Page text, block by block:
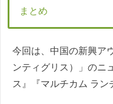
まとめ
今回は、中国の新興ア
ンティグリス）」のニ
ス』『マルチカム ラン